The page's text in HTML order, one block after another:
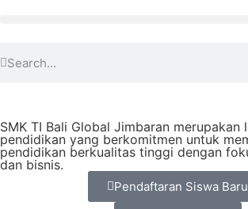
SMK TI Bali Global Jimbaran merupakan
pendidikan yang berkomitmen untuk
pendidikan berkualitas tinggi dengan
dan bisnis.
Pendaftaran Siswa Baru